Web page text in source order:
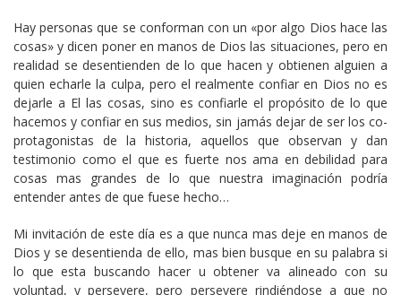
Hay personas que se conforman con un «por algo Dios hace las
cosas» y dicen poner en manos de Dios las situaciones, pero en
realidad se desentienden de lo que hacen y obtienen alguien a
quien echarle la culpa, pero el realmente confiar en Dios no es
dejarle a El las cosas, sino es confiarle el propósito de lo que
hacemos y confiar en sus medios, sin jamás dejar de ser los co-
protagonistas de la historia, aquellos que observan y dan
testimonio como el que es fuerte nos ama en debilidad para
cosas mas grandes de lo que nuestra imaginación podría
entender antes de que fuese hecho…
Mi invitación de este día es a que nunca mas deje en manos de
Dios y se desentienda de ello, mas bien busque en su palabra si
lo que esta buscando hacer u obtener va alineado con su
voluntad, y persevere, pero persevere rindiéndose a que no